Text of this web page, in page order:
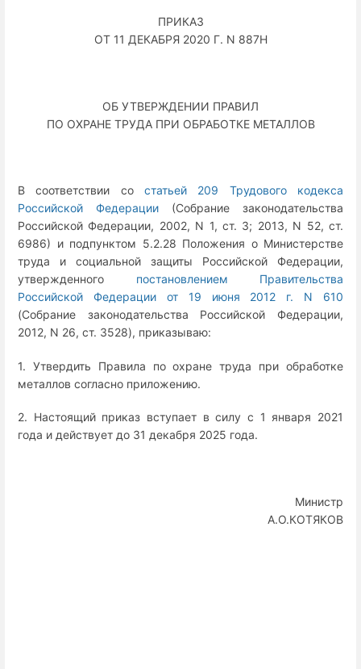
ПРИКАЗ
ОТ 11 ДЕКАБРЯ 2020 Г. N 887Н
ОБ УТВЕРЖДЕНИИ ПРАВИЛ
ПО ОХРАНЕ ТРУДА ПРИ ОБРАБОТКЕ МЕТАЛЛОВ
В соответствии со статьей 209 Трудового кодекса
Российской Федерации (Собрание законодательства
Российской Федерации, 2002, N 1, ст. 3; 2013, N 52, ст.
6986) и подпунктом 5.2.28 Положения о Министерстве
труда и социальной защиты Российской Федерации,
утвержденного постановлением Правительства
Российской Федерации от 19 июня 2012 г. N 610
(Собрание законодательства Российской Федерации,
2012, N 26, ст. 3528), приказываю:
1. Утвердить Правила по охране труда при обработке
металлов согласно приложению.
2. Настоящий приказ вступает в силу с 1 января 2021
года и действует до 31 декабря 2025 года.
Министр
А.О.КОТЯКОВ